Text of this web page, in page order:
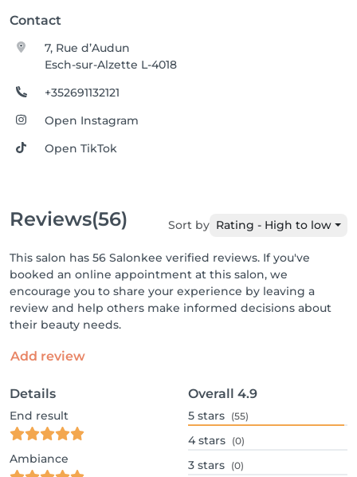
Contact
7, Rue d’Audun
Esch-sur-Alzette L-4018
+352691132121
Open Instagram
Open TikTok
Reviews(56) Sort by Rating - High to low
This salon has 56 Salonkee verified reviews. If you've
booked an online appointment at this salon, we
encourage you to share your experience by leaving a
review and help others make informed decisions about
their beauty needs.
Add review
Details
End result
Ambiance
Overall 4.9
5 stars (55)
4 stars (0)
3 stars (0)